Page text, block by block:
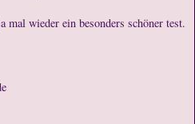
mal wieder ein besonders schöner test.